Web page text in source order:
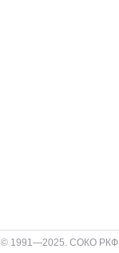
© 1991—2025. СОКО РКФ